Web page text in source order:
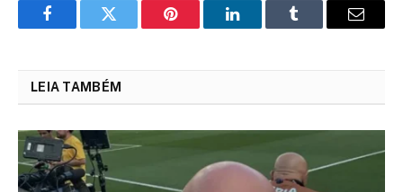
FacebookTwitter Pinterest LinkedInTumblr Email
LEIA TAMBÉM